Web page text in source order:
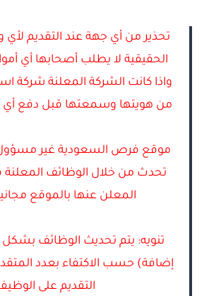
تحذير من أي جهة عند التقديم
الحقيقية لا يطلب أصحابها أي
واذا كانت الشركة المعلنة شركة
من هويتها وسمعتها قبل دفع أي
موقع فرص السعودية غير
تحدث من خلال الوظائف
المعلن عنها بالموقع
تنويه: يتم تحديث الوظائف
إضافة) حسب الاكتفاء بعدد
التقديم على